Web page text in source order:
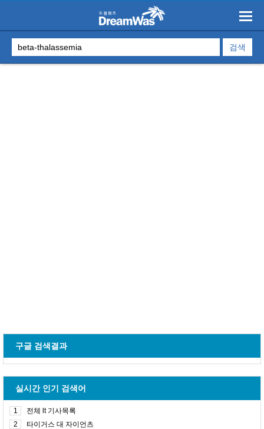
구글 검색결과
실시간 인기 검색어
1
전체 lt 기사목록
2
타이거스 대 자이언츠